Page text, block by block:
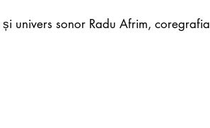
univers sonor Radu Afrim, coregrafia